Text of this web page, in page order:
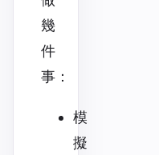
幾
件
事：
模
擬